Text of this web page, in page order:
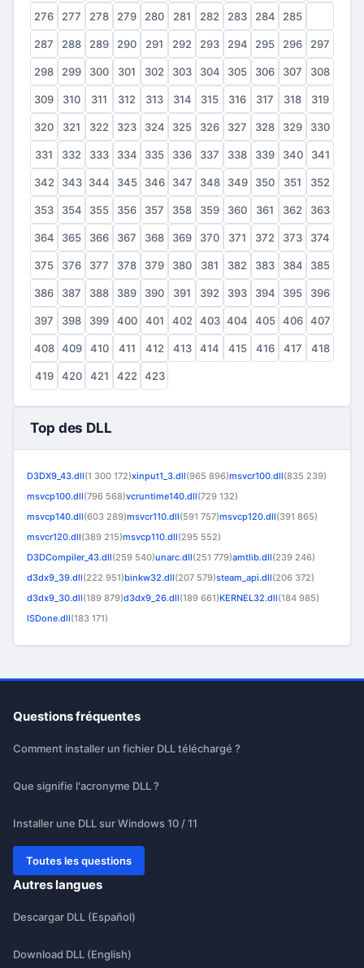
276 277 278 279 280 281 282 283 284 285
287 288 289 290 291 292 293 294 295 296 297
298 299 300 301 302 303 304 305 306 307 308
309 310 311 312 313 314 315 316 317 318 319
320 321 322 323 324 325 326 327 328 329 330
331 332 333 334 335 336 337 338 339 340 341
342 343 344 345 346 347 348 349 350 351 352
353 354 355 356 357 358 359 360 361 362 363
364 365 366 367 368 369 370 371 372 373 374
375 376 377 378 379 380 381 382 383 384 385
386 387 388 389 390 391 392 393 394 395 396
397 398 399 400 401 402 403 404 405 406 407
408 409 410 411 412 413 414 415 416 417 418
419 420 421 422 423
Top des DLL
D3DX9_43.dll(1 300 172)xinput1_3.dll(965 896)msvcr100.dll(835 239)
msvcp100.dll(796 568)vcruntime140.dll(729 132)
msvcp140.dll(603 289)msvcr110.dll(591 757)msvcp120.dll(391 865)
msvcr120.dll(389 215)msvcp110.dll(295 552)
D3DCompiler_43.dll(259 540)unarc.dll(251 779)amtlib.dll(239 246)
d3dx9_39.dll(222 951)binkw32.dll(207 579)steam_api.dll(206 372)
d3dx9_30.dll(189 879)d3dx9_26.dll(189 661)KERNEL32.dll(184 985)
ISDone.dll(183 171)
Questions fréquentes
Comment installer un fichier DLL téléchargé ?
Que signifie l'acronyme DLL ?
Installer une DLL sur Windows 10 / 11
Toutes les questions
Autres langues
Descargar DLL (Español)
Download DLL (English)